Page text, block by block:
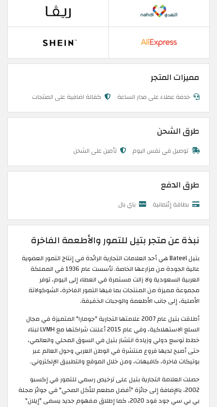
مميزات المتجر
خدمة عملاء على مدار الساعة كفالة اضافية على المنتجات
طرق الشحن
توصيل في نفس اليوم تأمين على الشحن
طرق الدفع
بطاقة إئتمانية باي بال
نبذة عن متجر بتيل للتمور والأطعمة الفاخرة
بتيل Bateel هي أحد العلامات التجارية الرائدة في إنتاج التمور العضوية
عالية الجودة من مزارعها الخاصة. تأسست عام 1936 في المملكة
العربية السعودية ولا زالت مستمرة في العطاء إلى اليوم، توفر
مجموعة مميزة من المنتجات بما فيها التمور الفاخرة، الشوكولاتة
الأصلية، إلى جانب الأطعمة والوجبات الخفيفة.
أطلقت بتيل عام 2007 علامتها التجارية "جومارا" المتميزة في مجال
السلع الاستهلاكية، وفي عام 2015 أعلنت شراكتها مع LVMH لبناء
خطط توسع دولي وزيادة انتشار بتيل في السوق المحلي والعالمي،
حتى أصبح لديها فروع منتشرة في الوطن العربي وحول العالم عبر
بوتيكات فاخرة، كافيهات، ومن خلال الموقع والتطبيق الإلكتروني.
حصلت العلامة التجارية بتيل على ترخيص رسمي للتمور في إكسبو
2002، بالإضافة إلى جائزة "أفضل مطعم للأكل الصحي" في جوائز مجلة
بي بي سي جود فود 2020، كما إطلاق مفهوم جديد يسمى "إيلان"